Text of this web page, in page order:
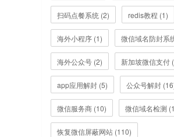
扫码点餐系统 (2) redis教程 (1)
海外小程序 (1) 微信域名防封系
海外公众号 (2) 新加坡微信支付
app应用解封 (5) 公众号解封
微信服务商 (10) 微信域名检测
恢复微信屏蔽网站 (110)